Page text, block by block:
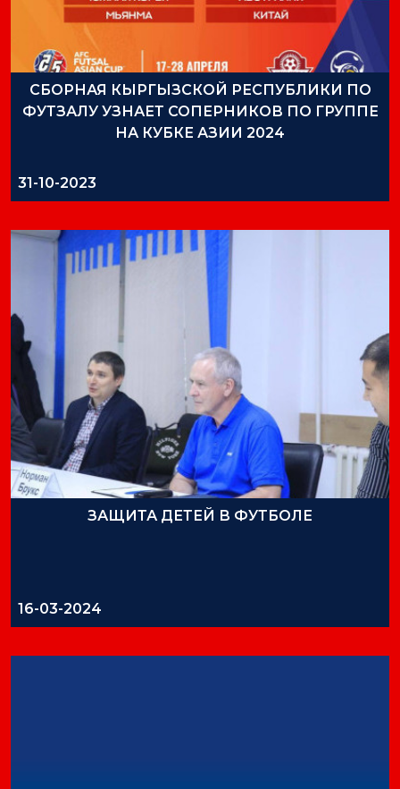
СБОРНАЯ КЫРГЫЗСКОЙ РЕСПУБЛИКИ ПО
ФУТЗАЛУ УЗНАЕТ СОПЕРНИКОВ ПО ГРУППЕ
НА КУБКЕ АЗИИ 2024
31-10-2023
ЗАЩИТА ДЕТЕЙ В ФУТБОЛЕ
16-03-2024